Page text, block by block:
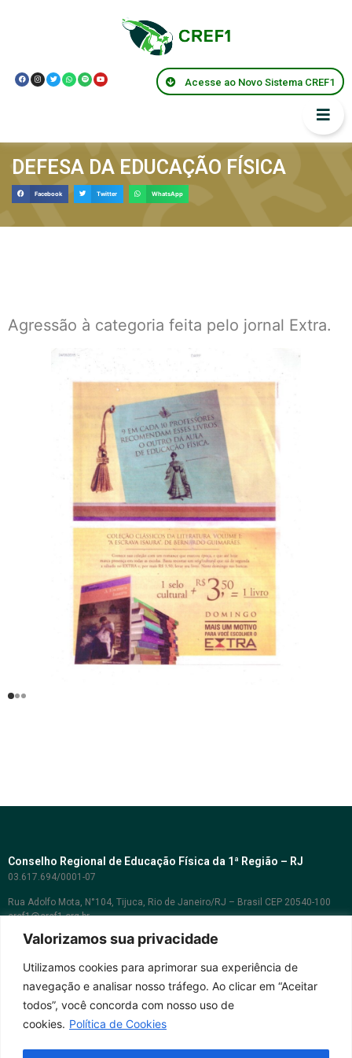
Valorizamos sua privacidade
Utilizamos cookies para aprimorar sua experiência de
navegação e analisar nosso tráfego. Ao clicar em “Aceitar
todos”, você concorda com nosso uso de
cookies. Política de Cookies
Acesse ao Novo Sistema CREF1
DEFESA DA EDUCAÇÃO FÍSICA
Facebook Twitter WhatsApp
Agressão à categoria feita pelo jornal Extra.
Conselho Regional de Educação Física da 1ª Região – RJ
03.617.694/0001-07
Rua Adolfo Mota, N°104, Tijuca, Rio de Janeiro/RJ – Brasil CEP 20540-100
cref1@cref1.org.br
Assessoria de comunicação:
Horários de atendimento:
Whatsapp: (21) 2569-2398